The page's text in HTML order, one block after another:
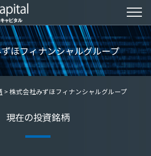
ほフィナンシャルグループ
株式会社みずほフィナンシャルグループ
現在の投資銘柄